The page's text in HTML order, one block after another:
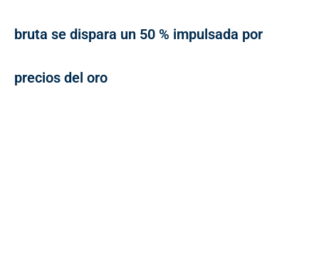
bruta se dispara un 50 % impulsada por
precios del oro